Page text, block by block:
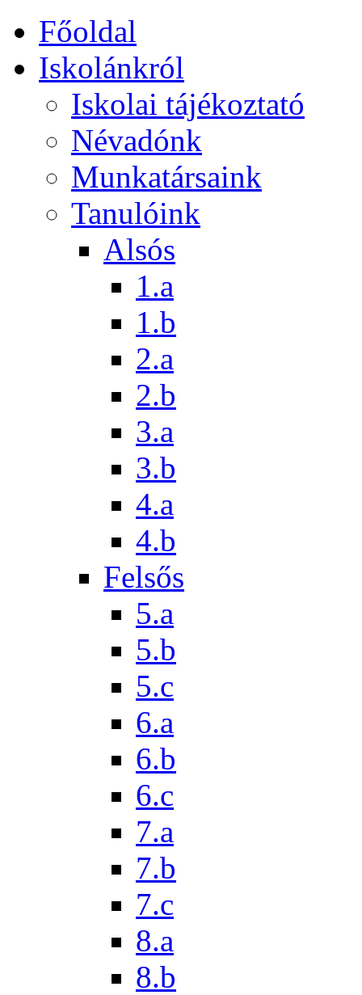
Főoldal
Iskolánkról
Iskolai tájékoztató
Névadónk
Munkatársaink
Tanulóink
Alsós
1.a
1.b
2.a
2.b
3.a
3.b
4.a
4.b
Felsős
5.a
5.b
5.c
6.a
6.b
6.c
7.a
7.b
7.c
8.a
8.b